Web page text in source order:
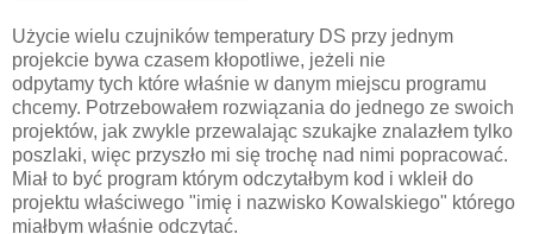
Użycie wielu czujników temperatury DS przy jednym
projekcie bywa czasem kłopotliwe, jeżeli nie
odpytamy tych które właśnie w danym miejscu programu
chcemy. Potrzebowałem rozwiązania do jednego ze swoich
projektów, jak zwykle przewalając szukajke znalazłem tylko
poszlaki, więc przyszło mi się trochę nad nimi popracować.
Miał to być program którym odczytałbym kod i wkleił do
projektu właściwego "imię i nazwisko Kowalskiego" którego
miałbym właśnie odczytać.